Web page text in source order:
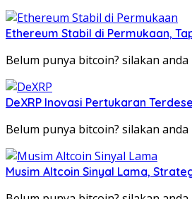
Ethereum Stabil di Permukaan,
Belum punya bitcoin? silakan
DeXRP Inovasi Pertukaran
Belum punya bitcoin? silakan
Musim Altcoin Sinyal Lama,